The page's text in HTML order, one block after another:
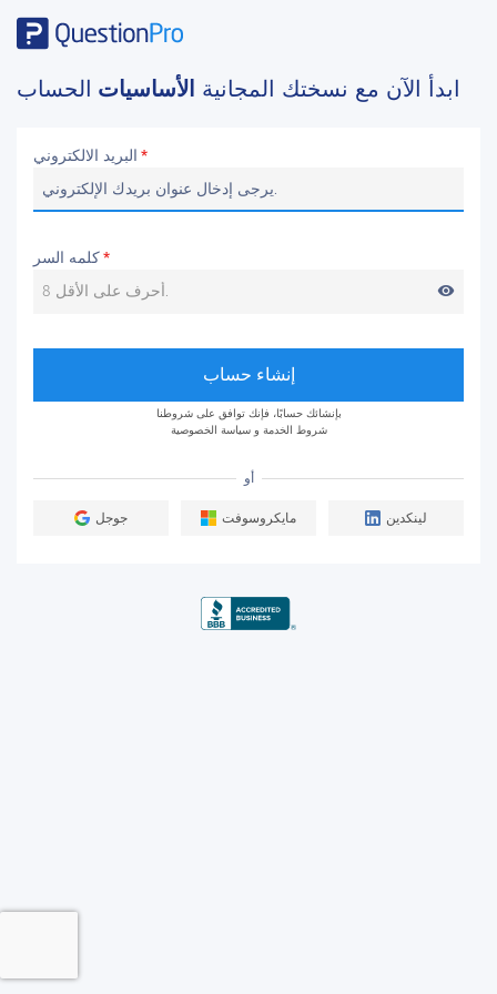
ابدأ الآن مع نسختك المجانية الأساسيات الحساب
البريد الالكتروني *
كلمه السر*
visibility
إنشاء حساب
بإنشائك حسابًا، فإنك توافق على شروطنا
شروط الخدمة وسياسة الخصوصية
أو
جوجل مايكروسوفت لينكدين